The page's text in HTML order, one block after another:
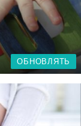
ОБНОВЛЯТЬ